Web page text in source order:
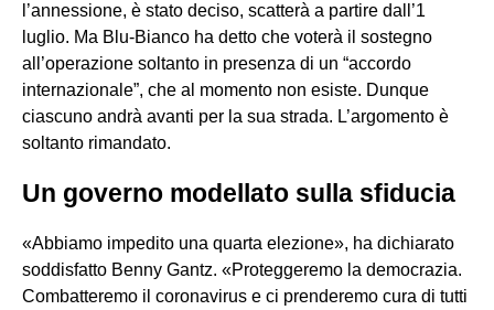
l’annessione, è stato deciso, scatterà a partire dall’1
luglio. Ma Blu-Bianco ha detto che voterà il sostegno
all’operazione soltanto in presenza di un “accordo
internazionale”, che al momento non esiste. Dunque
ciascuno andrà avanti per la sua strada. L’argomento è
soltanto rimandato.
Un governo modellato sulla sfiducia
«Abbiamo impedito una quarta elezione», ha dichiarato
soddisfatto Benny Gantz. «Proteggeremo la democrazia.
Combatteremo il coronavirus e ci prenderemo cura di tutti